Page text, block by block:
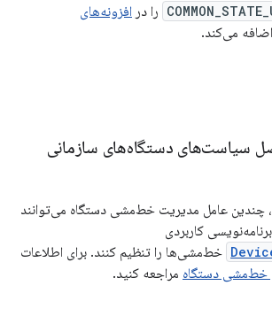
را درافزونه‌های
می‌کند.
دستگاه‌های سازمانی
از اندروید ۱۴، چندین عامل مدیریت خط‌مشی دستگاه می‌توانند
کاربردی
خط‌مشی‌ها را تنظیم کنند. برای اطلاعات
دستگاهمراجعه کنید.